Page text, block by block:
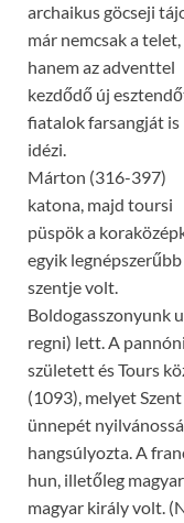
archaikus göcseji
már nemcsak a telet,
hanem az adventtel
kezdődő új
fiatalok farsangját is
idézi.
Márton (316-397)
katona, majd toursi
püspök a
egyik legnépszerűbb
szentje volt.
Boldogasszonyunk
regni) lett. A
született és Tours
(1093), melyet
ünnepét
hangsúlyozta. A
hun, illetőleg
magyar király volt.